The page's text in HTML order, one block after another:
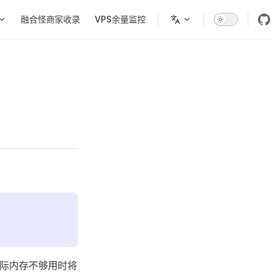
融合怪商家收录 VPS余量监控
内存不够用时将